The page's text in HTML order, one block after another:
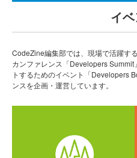
イ
CodeZine編集部では、現場で活躍す
カンファレンス「Developers
トするためのイベント「Developers
ンスを企画・運営しています。